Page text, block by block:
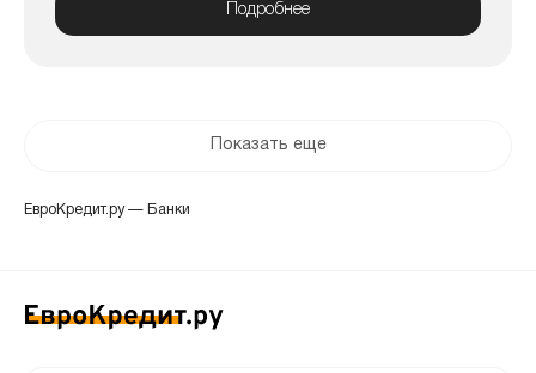
Подробнее
Показать еще
ЕвроКредит.ру— Банки